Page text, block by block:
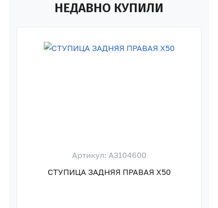
НЕДАВНО КУПИЛИ
Артикул: A3104600
СТУПИЦА ЗАДНЯЯ ПРАВАЯ X50